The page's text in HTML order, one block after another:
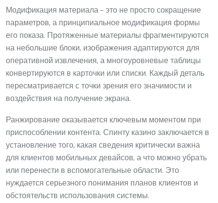
Модификация материала – это не просто сокращение
параметров, а принципиальное модификация формы
его показа. Протяженные материалы фрагментируются
на небольшие блоки, изображения адаптируются для
оперативной извлечения, а многоуровневые таблицы
конвертируются в карточки или списки. Каждый деталь
пересматривается с точки зрения его значимости и
воздействия на получение экрана.
Ранжирование оказывается ключевым моментом при
приспособлении контента. Спинту казино заключается в
установление того, какая сведения критически важна
для клиентов мобильных девайсов, а что можно убрать
или перенести в вспомогательные области. Это
нуждается серьезного понимания планов клиентов и
обстоятельств использования системы.